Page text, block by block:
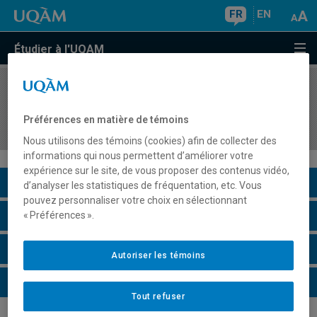
FR EN
Étudier à l'UQAM
COURS//
la religion
Description du cours
Horaire - Été 2026
Horaire - Automne 2026
Horaire - Hiver 2027
Préférences en matière de témoins
Nous utilisons des témoins (cookies) afin de collecter des
informations qui nous permettent d’améliorer votre
expérience sur le site, de vous proposer des contenus vidéo,
d’analyser les statistiques de fréquentation, etc. Vous
pouvez personnaliser votre choix en sélectionnant
« Préférences ».
Tout refuser
Autoriser les témoins